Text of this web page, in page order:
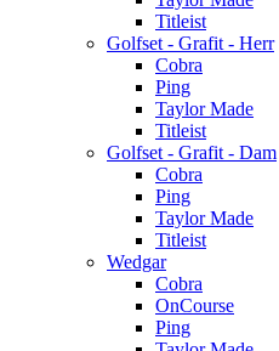
Titleist
Golfset - Grafit - Herr
Cobra
Ping
Taylor Made
Titleist
Golfset - Grafit - Dam
Cobra
Ping
Taylor Made
Titleist
Wedgar
Cobra
OnCourse
Ping